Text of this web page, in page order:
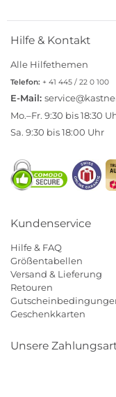
Hilfe & Kontakt
Alle Hilfethemen
Telefon: + 41 445 / 22 0 100
E-Mail:
Mo.–Fr. 9:30 bis 18:30
Sa. 9:30 bis 18:00 Uhr
Kundenservice
Hilfe & FAQ
Größentabellen
Versand & Lieferung
Retouren
Geschenkkarten
Unsere